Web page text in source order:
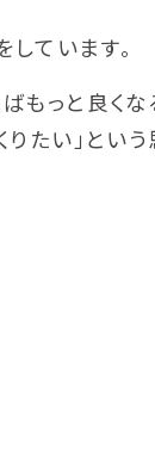
ています。
もっと良くな
たい」という